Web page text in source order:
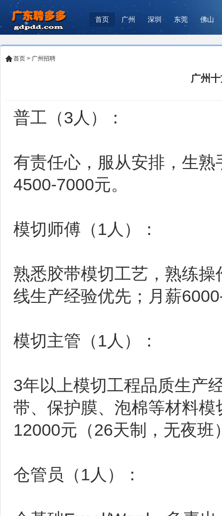
首页 广州 深圳 东莞 佛山
首页 > 广州招聘
广州
普工（3人）：
有责任心，服从安排，生
4500-7000元。
模切师傅（1人）：
熟悉胶带模切工艺，熟练
线生产经验优先；月薪
模切主管（1人）：
3年以上模切工程品质生产
带、保护膜、泡棉等材料
12000元（26天制，无夜班
仓管员（1人）：